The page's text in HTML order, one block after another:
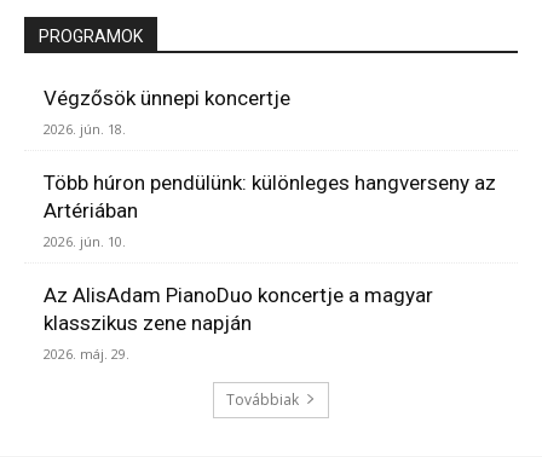
PROGRAMOK
Végzősök ünnepi koncertje
2026. jún. 18.
Több húron pendülünk: különleges hangverseny az
Artériában
2026. jún. 10.
Az AlisAdam PianoDuo koncertje a magyar
klasszikus zene napján
2026. máj. 29.
Továbbiak